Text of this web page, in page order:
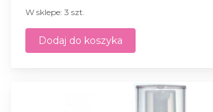
W sklepe: 3 szt.
Dodaj do koszyka